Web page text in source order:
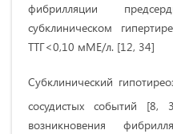
фибрилляции
субклиническом
ТТГ<0,10 мМЕ/л. [12, 34]
Субклинический
сосудистых событий [8,
возникновения